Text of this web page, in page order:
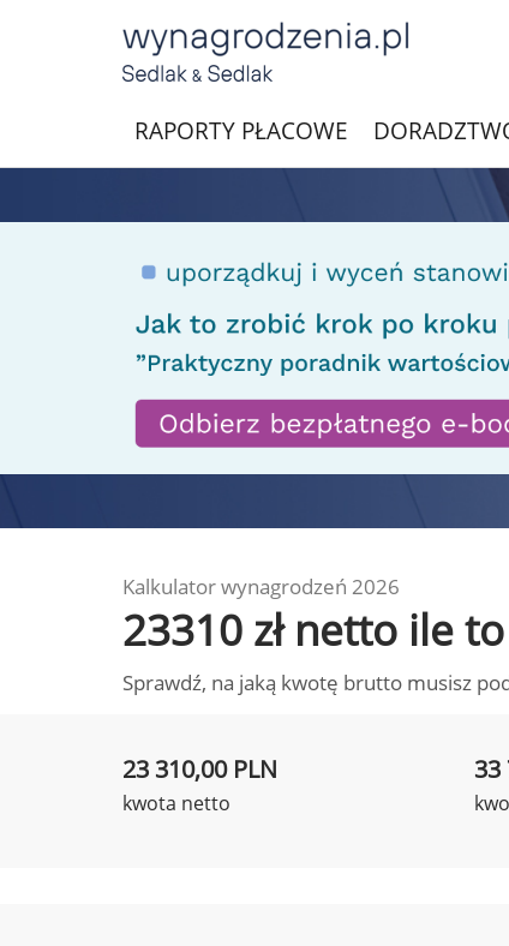
RAPORTY PŁACOWE
Kalkulator wynagrodzeń 2026
23310 zł netto ile
Sprawdź, na jaką kwotę brutto musisz
23 310,00 PLN
kwota netto
33